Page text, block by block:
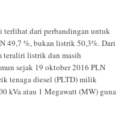
terlihat dari perbandingan untuk
49,7 %, bukan listrik 50,3%. Dari
teraliri listrik dan masih
sejak 19 oktober 2016 PLN
tenaga diesel (PLTD) milik
kVa atau 1 Megawatt (MW) guna